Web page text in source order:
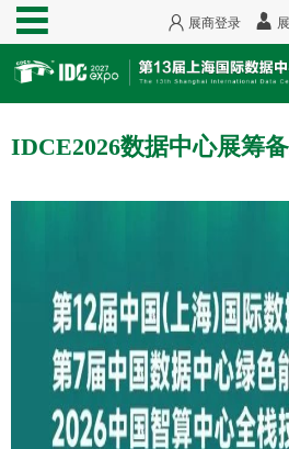
展商登录
IDCE2026数据中心展筹